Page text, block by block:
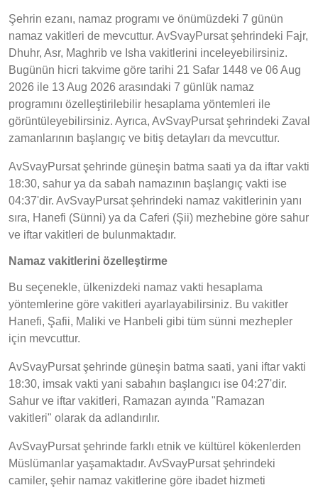
Şehrin ezanı, namaz programı ve önümüzdeki 7 günün
namaz vakitleri de mevcuttur. AvSvayPursat şehrindeki Fajr,
Dhuhr, Asr, Maghrib ve Isha vakitlerini inceleyebilirsiniz.
Bugünün hicri takvime göre tarihi 21 Safar 1448 ve 06 Aug
2026 ile 13 Aug 2026 arasındaki 7 günlük namaz
programını özelleştirilebilir hesaplama yöntemleri ile
görüntüleyebilirsiniz. Ayrıca, AvSvayPursat şehrindeki Zaval
zamanlarının başlangıç ve bitiş detayları da mevcuttur.
AvSvayPursat şehrinde güneşin batma saati ya da iftar vakti
18:30, sahur ya da sabah namazının başlangıç vakti ise
04:37'dir. AvSvayPursat şehrindeki namaz vakitlerinin yanı
sıra, Hanefi (Sünni) ya da Caferi (Şii) mezhebine göre sahur
ve iftar vakitleri de bulunmaktadır.
Namaz vakitlerini özelleştirme
Bu seçenekle, ülkenizdeki namaz vakti hesaplama
yöntemlerine göre vakitleri ayarlayabilirsiniz. Bu vakitler
Hanefi, Şafii, Maliki ve Hanbeli gibi tüm sünni mezhepler
için mevcuttur.
AvSvayPursat şehrinde güneşin batma saati, yani iftar vakti
18:30, imsak vakti yani sabahın başlangıcı ise 04:27'dir.
Sahur ve iftar vakitleri, Ramazan ayında "Ramazan
vakitleri" olarak da adlandırılır.
AvSvayPursat şehrinde farklı etnik ve kültürel kökenlerden
Müslümanlar yaşamaktadır. AvSvayPursat şehrindeki
camiler, şehir namaz vakitlerine göre ibadet hizmeti